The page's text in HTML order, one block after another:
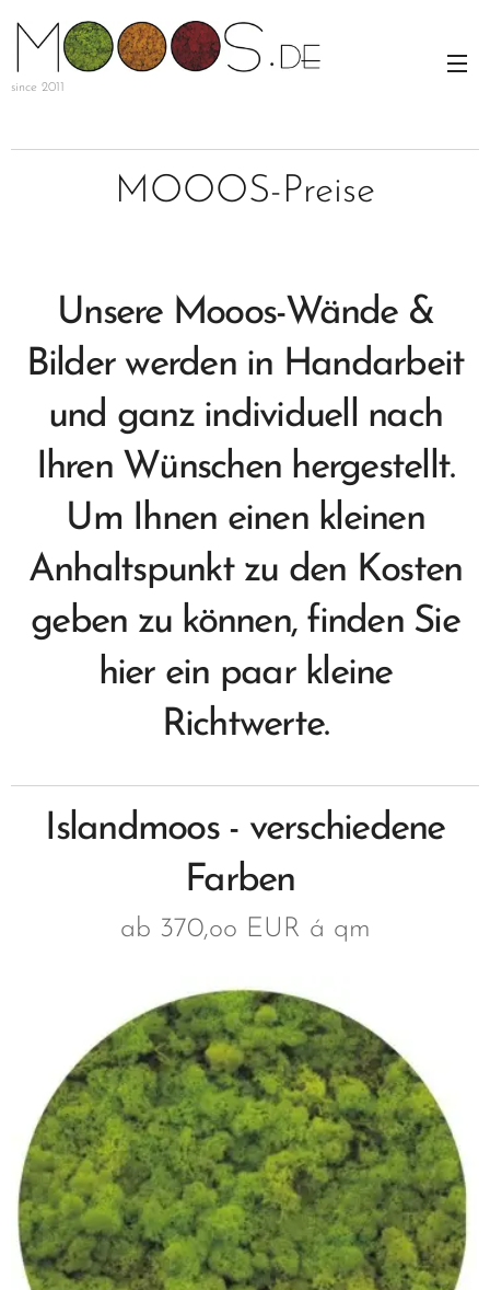
since 2011
MOOOS-Preise
Unsere Mooos-Wände &
Bilder werden in Handarbeit
und ganz individuell nach
Ihren Wünschen hergestellt.
Um Ihnen einen kleinen
Anhaltspunkt zu den Kosten
geben zu können, finden Sie
hier ein paar kleine
Richtwerte.
Islandmoos - verschiedene
Farben
ab 370,oo EUR á qm